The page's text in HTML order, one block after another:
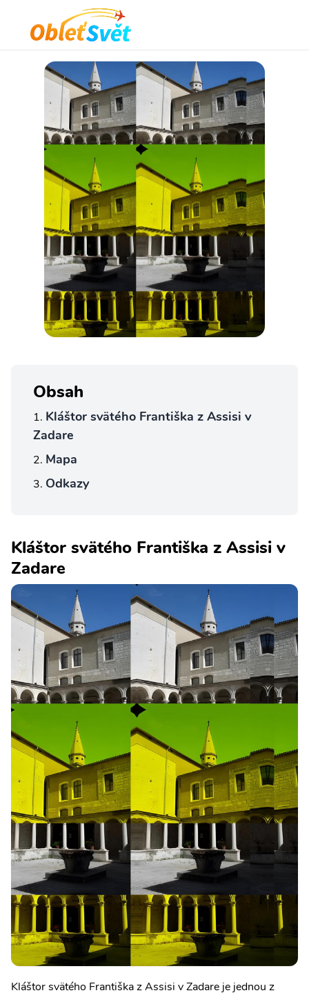
Obsah
Kláštor svätého Františka z Assisi v
Zadare
Mapa
Odkazy
Kláštor svätého Františka z Assisi v
Zadare
Kláštor svätého Františka z Assisi v Zadare je jednou z